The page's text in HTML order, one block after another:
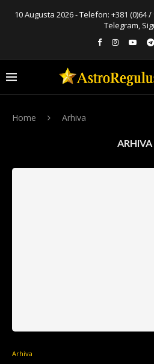
10 Augusta 2026 - Telefon: +381 (0)64 /
Telegram,
Home Arhiva
ARHIVA
Arhiva